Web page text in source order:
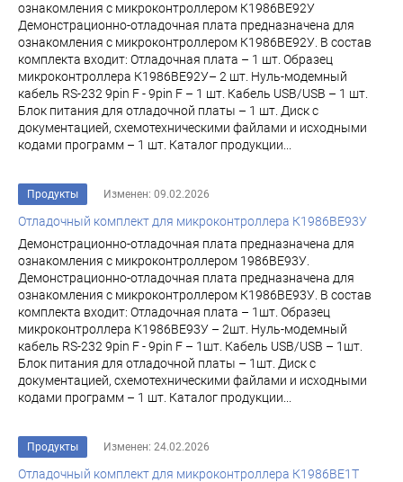
ознакомления с микроконтроллером К1986ВЕ92У
Демонстрационно-отладочная плата предназначена для
ознакомления с микроконтроллером К1986ВЕ92У. В состав
комплекта входит: Отладочная плата – 1 шт. Образец
микроконтроллера К1986ВЕ92У– 2 шт. Нуль-модемный
кабель RS-232 9pin F - 9pin F – 1 шт. Кабель USB/USB – 1 шт.
Блок питания для отладочной платы – 1 шт. Диск с
документацией, схемотехническими файлами и исходными
кодами программ – 1 шт. Каталог продукции...
Продукты Изменен: 09.02.2026
Отладочный комплект для микроконтроллера К1986ВЕ93У
Демонстрационно-отладочная плата предназначена для
ознакомления с микроконтроллером 1986ВЕ93У.
Демонстрационно-отладочная плата предназначена для
ознакомления с микроконтроллером К1986ВЕ93У. В состав
комплекта входит: Отладочная плата – 1шт. Образец
микроконтроллера К1986ВЕ93У – 2шт. Нуль-модемный
кабель RS-232 9pin F - 9pin F – 1шт. Кабель USB/USB – 1шт.
Блок питания для отладочной платы – 1шт. Диск с
документацией, схемотехническими файлами и исходными
кодами программ – 1 шт. Каталог продукции...
Продукты Изменен: 24.02.2026
Отладочный комплект для микроконтроллера К1986ВЕ1Т